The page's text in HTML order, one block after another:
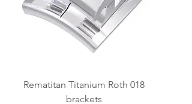
Rematitan Titanium Roth 018
brackets